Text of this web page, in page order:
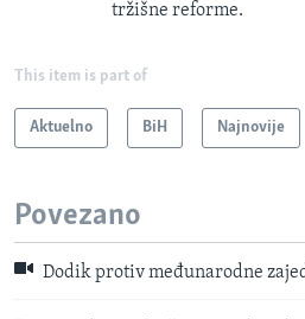
tržišne reforme.
This item is part of
Aktuelno BiH Najnovije
Povezano
Dodik protiv međunarodne